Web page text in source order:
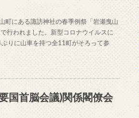
町にある諏訪神社の春季例祭「岩瀬曳山
行われました。新型コロナウイルスに
りに山車を持つ全11町がそろって参
国首脳会議)関係閣僚会